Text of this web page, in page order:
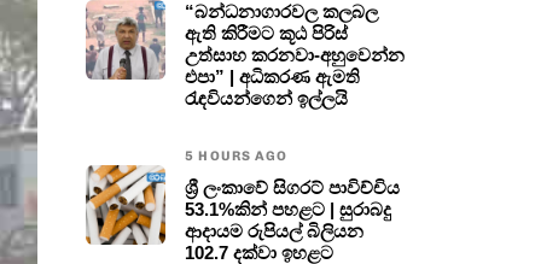
“බන්ධනාගාරවල කලබල
ඇති කිරීමට කූඨ පිරිස්
උත්සාහ කරනවා-අහුවෙන්න
එපා” | අධිකරණ ඇමති
රැඳවියන්ගෙන් ඉල්ලයි
5 HOURS AGO
ශ්‍රී ලංකාවේ සිගරට් පාවිච්චිය
53.1%කින් පහළට | සුරාබදු
ආදායම රුපියල් බිලියන
102.7 දක්වා ඉහළට